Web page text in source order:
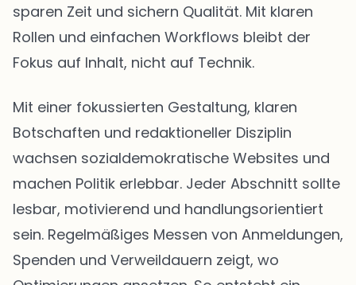
sparen Zeit und sichern Qualität. Mit klaren
Rollen und einfachen Workflows bleibt der
Fokus auf Inhalt, nicht auf Technik.
Mit einer fokussierten Gestaltung, klaren
Botschaften und redaktioneller Disziplin
wachsen sozialdemokratische Websites und
machen Politik erlebbar. Jeder Abschnitt sollte
lesbar, motivierend und handlungsorientiert
sein. Regelmäßiges Messen von Anmeldungen,
Spenden und Verweildauern zeigt, wo